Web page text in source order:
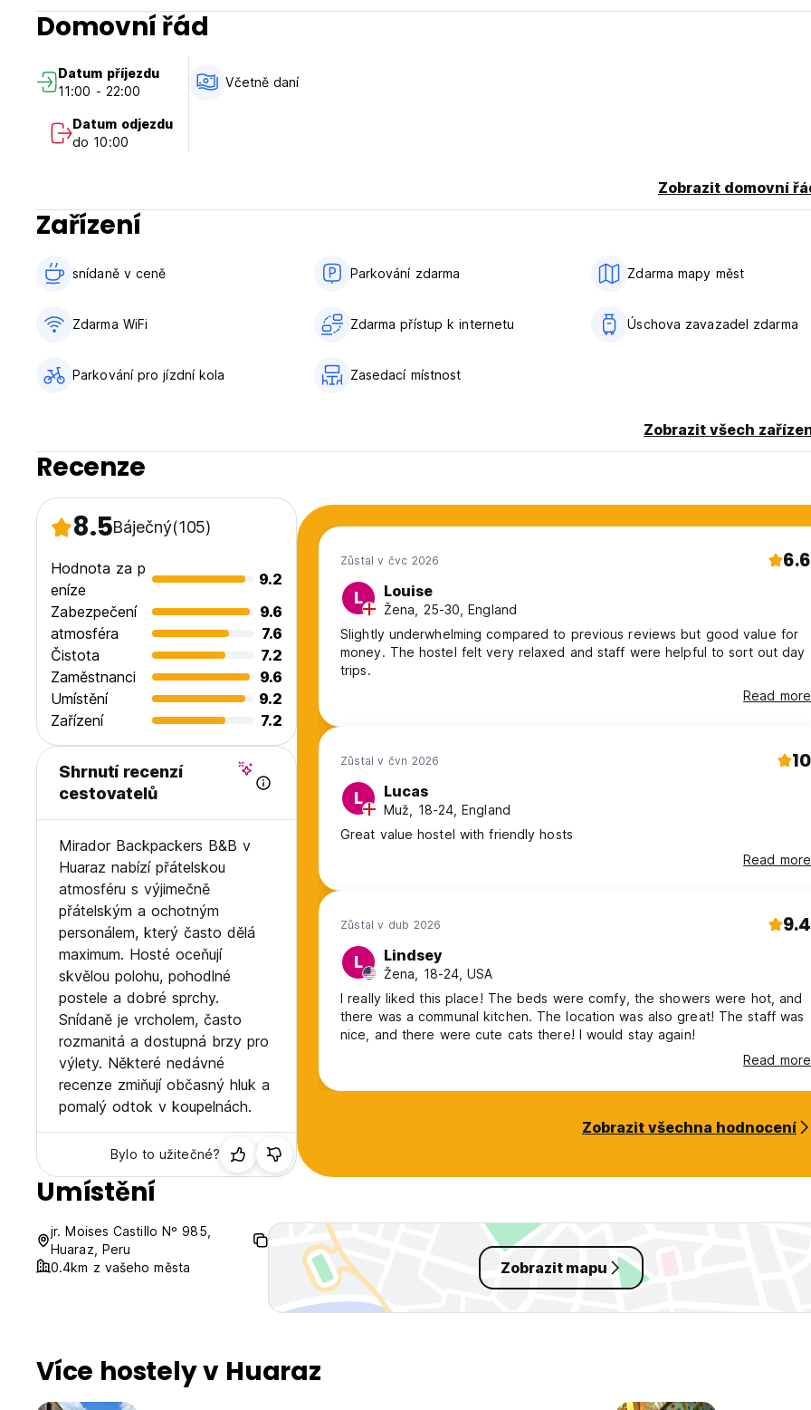
Snídaně je v ceně
Žádný zákaz vycházení
Domácí mazlíčci nejsou povoleni
Platba kreditní kartou má provizi 5% z celkové ceny. (Auto-translated from original language)
Domovní řád
Datum příjezdu
11:00 - 22:00
Datum odjezdu
do 10:00
Včetně daní
Zobrazit domovní
Zařízení
snídaně v ceně‎ Parkování zdarma Zdarma mapy měst
Zdarma WiFi Zdarma přístup k internetu Úschova zavazadel zdarma
Parkování pro jízdní kola Zasedací místnost
Zobrazit všech
Recenze
8.5Báječný(105)
Hodnota za p
eníze
9.2
Zabezpečení
9.6
atmosféra
7.6
Čistota
7.2
Zaměstnanci
9.6
Umístění
9.2
Zařízení
7.2
Shrnutí recenzí
cestovatelů
Mirador Backpackers B&B v
Huaraz nabízí přátelskou
atmosféru s výjimečně
přátelským a ochotným
personálem, který často dělá
maximum. Hosté oceňují
skvělou polohu, pohodlné
postele a dobré sprchy.
Snídaně je vrcholem, často
rozmanitá a dostupná brzy pro
výlety. Některé nedávné
recenze zmiňují občasný hluk a
pomalý odtok v koupelnách.
Bylo to užitečné?
Zůstal v čvc 2026 6.6
L Louise
Žena, 25-30, England
Slightly underwhelming compared to previous reviews but good value for
money. The hostel felt very relaxed and staff were helpful to sort out day
trips.
Read more
Zůstal v čvn 2026 10
L Lucas
Muž, 18-24, England
Great value hostel with friendly hosts
Read more
Zůstal v dub 2026 9.4
L Lindsey
Žena, 18-24, USA
I really liked this place! The beds were comfy, the showers were hot, and
there was a communal kitchen. The location was also great! The staff was
nice, and there were cute cats there! I would stay again!
Read more
Zobrazit všechna hodnocení
Umístění
jr. Moises Castillo Nº 985,
Huaraz, Peru
0.4km z vašeho města
Zobrazit mapu
Více hostely v Huaraz